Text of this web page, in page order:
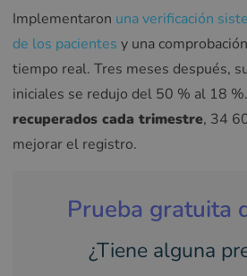
Implementaron una verificación
de los pacientes y una
tiempo real. Tres meses después,
iniciales se redujo del 50 % al 18 %.
recuperados cada trimestre, 34
mejorar el registro.
Prueba gratuita
¿Tiene alguna